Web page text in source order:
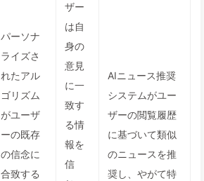
パーソナ
ライズさ
れたアル
ゴリズム
がユーザ
ーの既存
の信念に
合致する
ザー
は自
身の
意見
に一
致す
る情
報を
信
AIニュース推奨
システムがユー
ザーの閲覧履歴
に基づいて類似
のニュースを推
奨し、やがて特